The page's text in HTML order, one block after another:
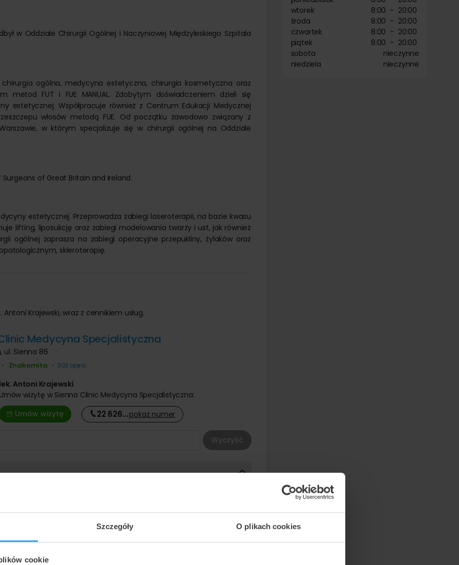
Szczegóły O plikach cookies
cookie
w Oddziale Chirurgii Ogólnej i Naczyniowej Międzyleskiego Szpitala
ogólna, medycyna estetyczna, chirurgia kosmetyczna oraz
metod FUT i FUE MANUAL. Zdobytym doświadczeniem dzieli się
estetycznej. Współpracuje również z Centrum Edukacji Medycznej
włosów metodą FUE. Od początku zawodowo związany z
w którym specjalizuje się w chirurgii ogólnej na Oddziale
of Great Britain and Ireland.
estetycznej. Przeprowadza zabiegi laseroterapii, na bazie kwasu
lifting, liposukcję oraz zabiegi modelowania twarzy i ust, jak również
ogólnej zaprasza na zabiegi operacyjne przepukliny, żylaków oraz
skleroterapię.
Krajewski, wraz z cennikiem usług.
Medycyna Specjalistyczna
, ul. Sienna 86
• Znakomita • 303 opinii
lek. Antoni Krajewski
Umów wizytę w Sienna Clinic Medycyna Specjalistyczna:
Umów wizytę
22 626…pokaż numer
Wyczyść
wtorek
8:00 - 20:00
środa
8:00 - 20:00
czwartek
8:00 - 20:00
piątek
8:00 - 20:00
sobota
nieczynne
niedziela
nieczynne